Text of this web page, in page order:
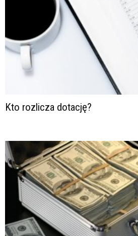
Kto rozlicza dotację?